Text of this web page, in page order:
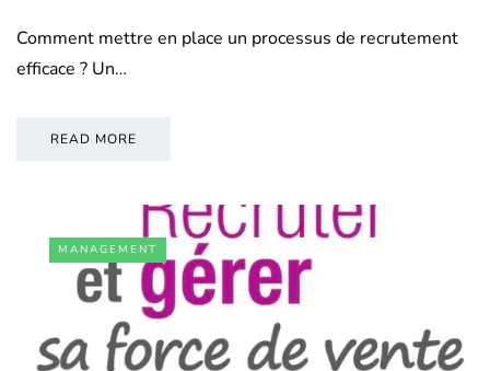
Comment mettre en place un processus de recrutement
efficace ? Un…
READ MORE
MANAGEMENT